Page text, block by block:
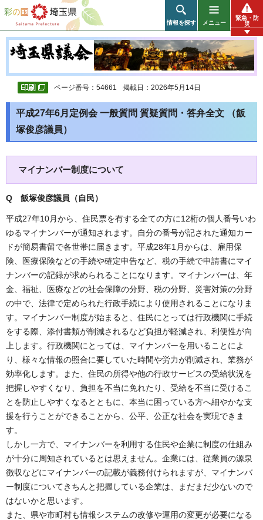
彩の国 埼玉県
情報を探す メニュー
緊急・防
災
ページ番号：54661 掲載日：2026年5月14日
平成27年6月定例会 一般質問 質疑質問・答弁全文 （飯
塚俊彦議員）
マイナンバー制度について
Q 飯塚俊彦議員（自民）
平成27年10月から、住民票を有する全ての方に12桁の個人番号いわ
ゆるマイナンバーが通知されます。自分の番号が記された通知カー
ドが簡易書留で各世帯に届きます。平成28年1月からは、雇用保
険、医療保険などの手続や確定申告など、税の手続で申請書にマイ
ナンバーの記録が求められることになります。マイナンバーは、年
金、福祉、医療などの社会保障の分野、税の分野、災害対策の分野
の中で、法律で定められた行政手続により使用されることになりま
す。マイナンバー制度が始まると、住民にとっては行政機関に手続
をする際、添付書類が削減されるなど負担が軽減され、利便性が向
上します。行政機関にとっては、マイナンバーを用いることによ
り、様々な情報の照合に要していた時間や労力が削減され、業務が
効率化します。また、住民の所得や他の行政サービスの受給状況を
把握しやすくなり、負担を不当に免れたり、受給を不当に受けるこ
とを防止しやすくなるとともに、本当に困っている方へ細やかな支
援を行うことができることから、公平、公正な社会を実現できま
す。
しかし一方で、マイナンバーを利用する住民や企業に制度の仕組み
が十分に周知されているとは思えません。企業には、従業員の源泉
徴収などにマイナンバーの記載が義務付けられますが、マイナンバ
ー制度についてきちんと把握している企業は、まだまだ少ないので
はないかと思います。
また、県や市町村も情報システムの改修や運用の変更が必要になる